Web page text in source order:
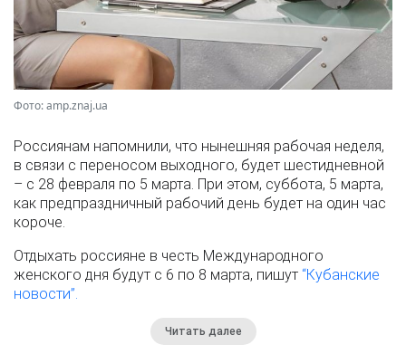
Фото: amp.znaj.ua
Россиянам напомнили, что нынешняя рабочая неделя,
в связи с переносом выходного, будет шестидневной
– с 28 февраля по 5 марта. При этом, суббота, 5 марта,
как предпраздничный рабочий день будет на один час
короче.
Отдыхать россияне в честь Международного
женского дня будут с 6 по 8 марта, пишут “Кубанские
новости”.
Читать далее